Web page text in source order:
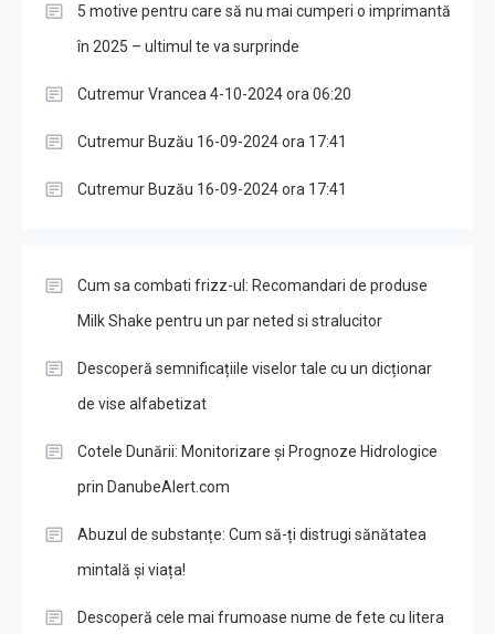
5 motive pentru care să nu mai cumperi o imprimantă
în 2025 – ultimul te va surprinde
Cutremur Vrancea 4-10-2024 ora 06:20
Cutremur Buzău 16-09-2024 ora 17:41
Cutremur Buzău 16-09-2024 ora 17:41
Cum sa combati frizz-ul: Recomandari de produse
Milk Shake pentru un par neted si stralucitor
Descoperă semnificațiile viselor tale cu un dicționar
de vise alfabetizat
Cotele Dunării: Monitorizare și Prognoze Hidrologice
prin DanubeAlert.com
Abuzul de substanțe: Cum să-ți distrugi sănătatea
mintală și viața!
Descoperă cele mai frumoase nume de fete cu litera